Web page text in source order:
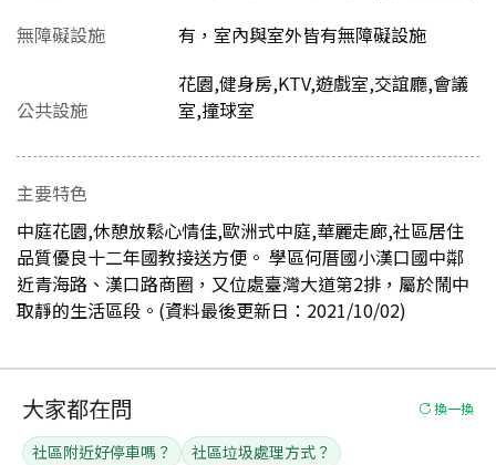
無障礙設施
有，室內與室外皆有無障礙設施
公共設施
花園,健身房,KTV,遊戲室,交誼廳,會議
室,撞球室
主要特色
中庭花園,休憩放鬆心情佳,歐洲式中庭,華麗走廊,社區居住
品質優良十二年國教接送方便。 學區何厝國小漢口國中鄰
近青海路、漢口路商圈，又位處臺灣大道第2排，屬於鬧中
取靜的生活區段。(資料最後更新日：2021/10/02)
大家都在問 換一換
社區附近好停車嗎？
社區垃圾處理方式？